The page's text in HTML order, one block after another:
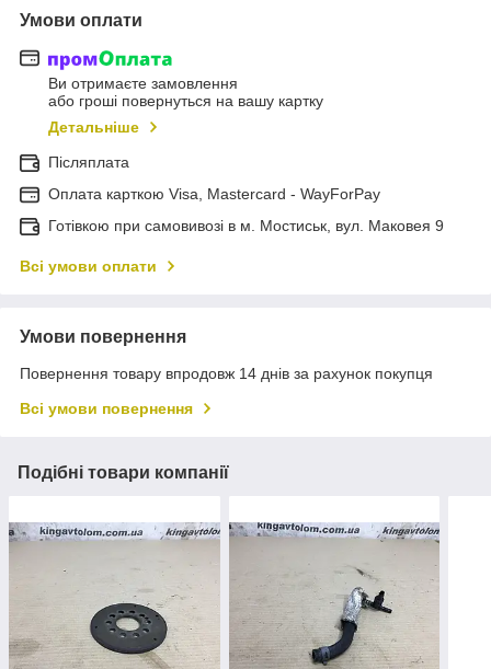
Умови оплати
Ви отримаєте замовлення
або гроші повернуться на вашу картку
Детальніше
Післяплата
Оплата карткою Visa, Mastercard - WayForPay
Готівкою при самовивозі в м. Мостиськ, вул. Маковея 9
Всі умови оплати
Умови повернення
Повернення товару впродовж 14 днів за рахунок покупця
Всі умови повернення
Подібні товари компанії